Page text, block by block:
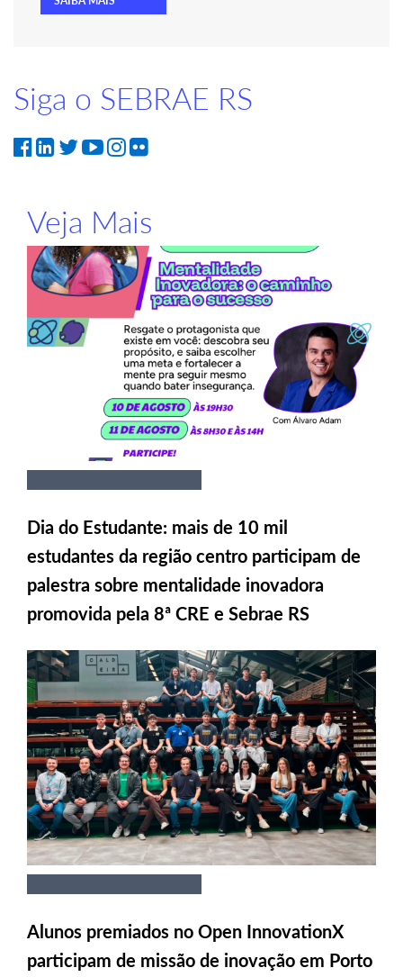
Siga o SEBRAE RS
Veja Mais
Dia do Estudante: mais de 10 mil
estudantes da região centro participam de
palestra sobre mentalidade inovadora
promovida pela 8ª CRE e Sebrae RS
Alunos premiados no Open InnovationX
participam de missão de inovação em Porto